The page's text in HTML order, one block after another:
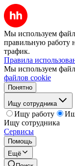
Мы используем
правильную работу
трафик.
Правила
Мы используем
файлов cookie
Понятно
Ищу сотрудника
Ищу работу
Ищу сотрудника
Сервисы
Помощь
Ещё